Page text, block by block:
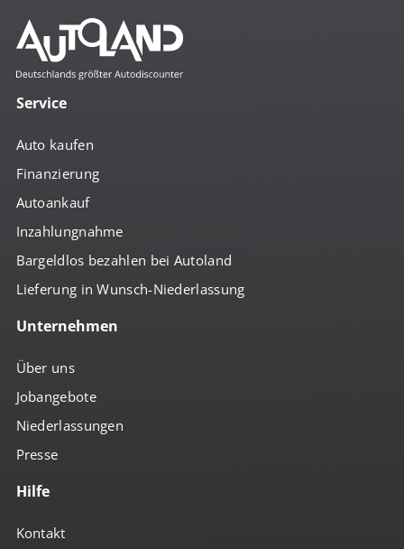
Service
Auto kaufen
Finanzierung
Autoankauf
Inzahlungnahme
Bargeldlos bezahlen bei Autoland
Lieferung in Wunsch-Niederlassung
Unternehmen
Über uns
Jobangebote
Niederlassungen
Presse
Hilfe
Kontakt